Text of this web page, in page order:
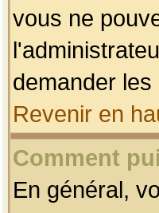
vous ne
demander
Revenir en
Comment
En général,